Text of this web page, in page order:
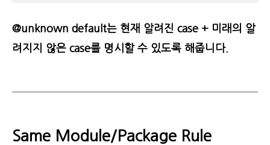
@unknown default는 현재 알려진 case + 미래의 알
려지지 않은 case를 명시할 수 있도록 해줍니다.
Same Module/Package Rule